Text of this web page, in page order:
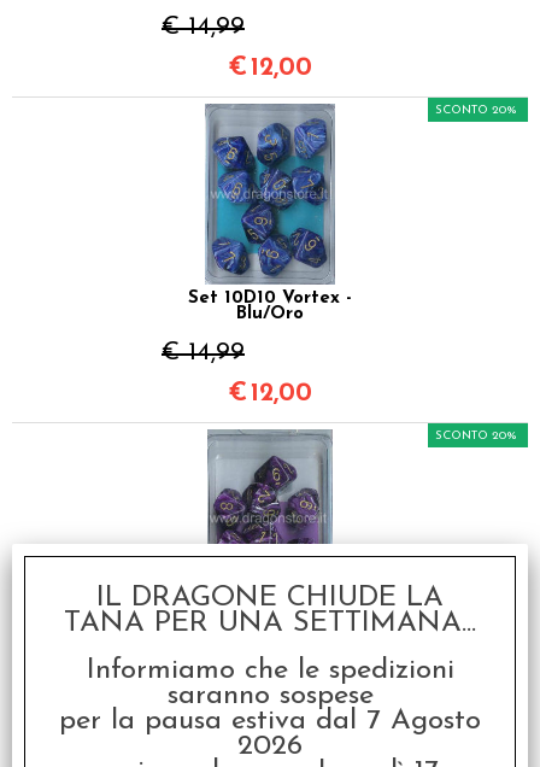
€ 14,99
€ 12,00
Set 10D10 Vortex -
Blu/Oro
€ 14,99
SCONTO 20%
€ 12,00
Set 10D10 Vortex -
€ 14,99
SCONTO 20%
€12,00
SCONTO 20%
IL DRAGONE CHIUDE LA
TANA PER UNA SETTIMANA...
Informiamo che le spedizioni
saranno sospese
per la pausa estiva dal 7 Agosto
2026